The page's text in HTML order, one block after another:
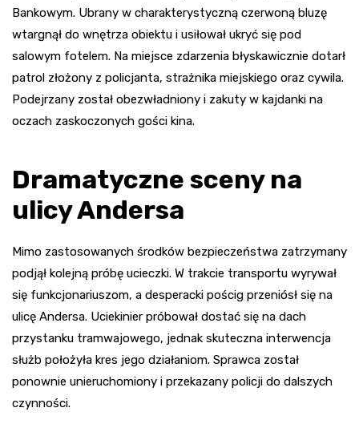
Bankowym. Ubrany w charakterystyczną czerwoną bluzę
wtargnął do wnętrza obiektu i usiłował ukryć się pod
salowym fotelem. Na miejsce zdarzenia błyskawicznie dotarł
patrol złożony z policjanta, strażnika miejskiego oraz cywila.
Podejrzany został obezwładniony i zakuty w kajdanki na
oczach zaskoczonych gości kina.
Dramatyczne sceny na
ulicy Andersa
Mimo zastosowanych środków bezpieczeństwa zatrzymany
podjął kolejną próbę ucieczki. W trakcie transportu wyrywał
się funkcjonariuszom, a desperacki pościg przeniósł się na
ulicę Andersa. Uciekinier próbował dostać się na dach
przystanku tramwajowego, jednak skuteczna interwencja
służb położyła kres jego działaniom. Sprawca został
ponownie unieruchomiony i przekazany policji do dalszych
czynności.